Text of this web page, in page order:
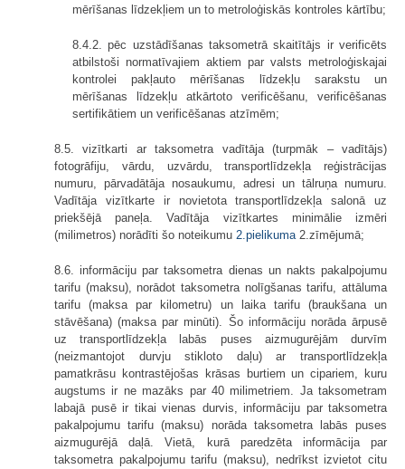
mērīšanas līdzekļiem un to metroloģiskās kontroles kārtību;
8.4.2. pēc uzstādīšanas taksometrā skaitītājs ir verificēts
atbilstoši normatīvajiem aktiem par valsts metroloģiskajai
kontrolei pakļauto mērīšanas līdzekļu sarakstu un
mērīšanas līdzekļu atkārtoto verificēšanu, verificēšanas
sertifikātiem un verificēšanas atzīmēm;
8.5. vizītkarti ar taksometra vadītāja (turpmāk – vadītājs)
fotogrāfiju, vārdu, uzvārdu, transportlīdzekļa reģistrācijas
numuru, pārvadātāja nosaukumu, adresi un tālruņa numuru.
Vadītāja vizītkarte ir novietota transportlīdzekļa salonā uz
priekšējā paneļa. Vadītāja vizītkartes minimālie izmēri
(milimetros) norādīti šo noteikumu 2.pielikuma 2.zīmējumā;
8.6. informāciju par taksometra dienas un nakts pakalpojumu
tarifu (maksu), norādot taksometra nolīgšanas tarifu, attāluma
tarifu (maksa par kilometru) un laika tarifu (braukšana un
stāvēšana) (maksa par minūti). Šo informāciju norāda ārpusē
uz transportlīdzekļa labās puses aizmugurējām durvīm
(neizmantojot durvju stikloto daļu) ar transportlīdzekļa
pamatkrāsu kontrastējošas krāsas burtiem un cipariem, kuru
augstums ir ne mazāks par 40 milimetriem. Ja taksometram
labajā pusē ir tikai vienas durvis, informāciju par taksometra
pakalpojumu tarifu (maksu) norāda taksometra labās puses
aizmugurējā daļā. Vietā, kurā paredzēta informācija par
taksometra pakalpojumu tarifu (maksu), nedrīkst izvietot citu